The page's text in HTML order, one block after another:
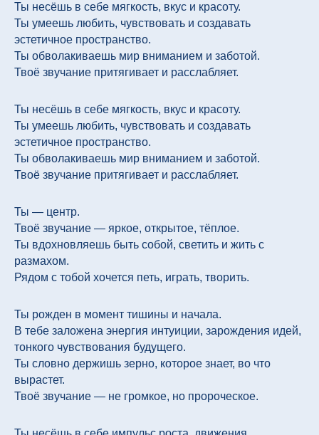
Ты несёшь в себе мягкость, вкус и красоту.
Ты умеешь любить, чувствовать и создавать
эстетичное пространство.
Ты обволакиваешь мир вниманием и заботой.
Твоё звучание притягивает и расслабляет.
Ты несёшь в себе мягкость, вкус и красоту.
Ты умеешь любить, чувствовать и создавать
эстетичное пространство.
Ты обволакиваешь мир вниманием и заботой.
Твоё звучание притягивает и расслабляет.
Ты — центр.
Твоё звучание — яркое, открытое, тёплое.
Ты вдохновляешь быть собой, светить и жить с
размахом.
Рядом с тобой хочется петь, играть, творить.
Ты рожден в момент тишины и начала.
В тебе заложена энергия интуиции, зарождения идей,
тонкого чувствования будущего.
Ты словно держишь зерно, которое знает, во что
вырастет.
Твоё звучание — не громкое, но пророческое.